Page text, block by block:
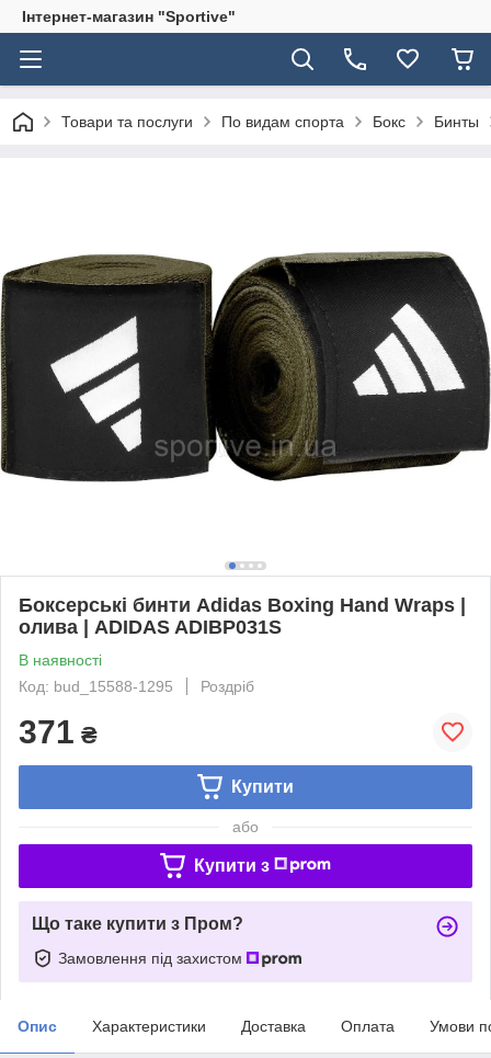
Інтернет-магазин "Sportive"
Товари та послуги По видам спорта Бокс Бинты
Боксерські бинти Adidas Boxing Hand Wraps |
олива | ADIDAS ADIBP031S
В наявності
Код: bud_15588-1295
Роздріб
371 ₴
Купити
або
Купити з
Що таке купити з Пром?
Замовлення під захистом
Опис Характеристики Доставка Оплата Умови